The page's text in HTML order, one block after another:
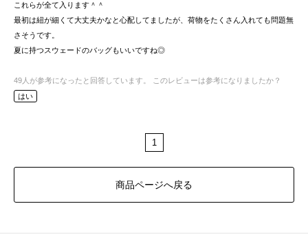
これらが全て入ります＾＾
最初は紐が細くて大丈夫かなと心配してましたが、荷物をたくさん入れても問題無
さそうです。
夏に持つスウェードのバッグもいいですね◎
49 人が参考になったと回答しています。
このレビューは参考になりましたか？
はい
1
商品ページへ戻る